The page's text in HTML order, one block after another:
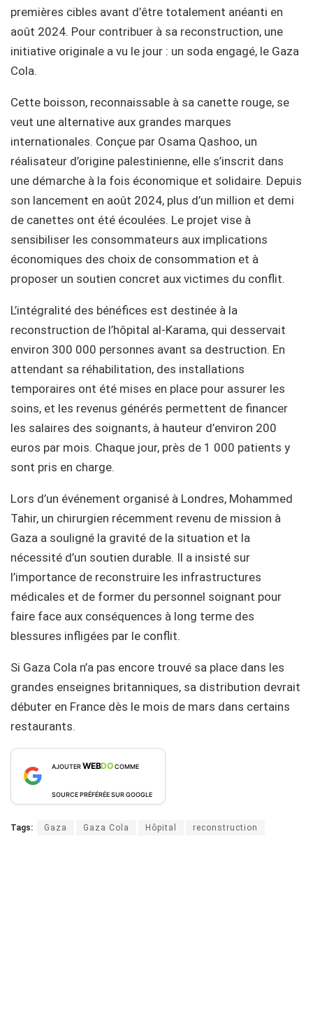
premières cibles avant d’être totalement anéanti en
août 2024. Pour contribuer à sa reconstruction, une
initiative originale a vu le jour : un soda engagé, le Gaza
Cola.
Cette boisson, reconnaissable à sa canette rouge, se
veut une alternative aux grandes marques
internationales. Conçue par Osama Qashoo, un
réalisateur d’origine palestinienne, elle s’inscrit dans
une démarche à la fois économique et solidaire. Depuis
son lancement en août 2024, plus d’un million et demi
de canettes ont été écoulées. Le projet vise à
sensibiliser les consommateurs aux implications
économiques des choix de consommation et à
proposer un soutien concret aux victimes du conflit.
L’intégralité des bénéfices est destinée à la
reconstruction de l’hôpital al-Karama, qui desservait
environ 300 000 personnes avant sa destruction. En
attendant sa réhabilitation, des installations
temporaires ont été mises en place pour assurer les
soins, et les revenus générés permettent de financer
les salaires des soignants, à hauteur d’environ 200
euros par mois. Chaque jour, près de 1 000 patients y
sont pris en charge.
Lors d’un événement organisé à Londres, Mohammed
Tahir, un chirurgien récemment revenu de mission à
Gaza a souligné la gravité de la situation et la
nécessité d’un soutien durable. Il a insisté sur
l’importance de reconstruire les infrastructures
médicales et de former du personnel soignant pour
faire face aux conséquences à long terme des
blessures infligées par le conflit.
Si Gaza Cola n’a pas encore trouvé sa place dans les
grandes enseignes britanniques, sa distribution devrait
débuter en France dès le mois de mars dans certains
restaurants.
AJOUTERWEBDOCOMME
SOURCE PRÉFÉRÉE SUR GOOGLE
Tags: Gaza Gaza Cola Hôpital reconstruction